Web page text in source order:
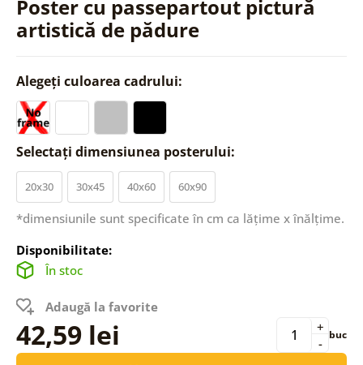
Poster cu passepartout pictură
artistică de pădure
Alegeți culoarea cadrului:
Selectați dimensiunea posterului:
20x30 30x45 40x60 60x90
*dimensiunile sunt specificate în cm ca lățime x înălțime.
Disponibilitate:
În stoc
Adaugă la favorite
42,59 lei -
+ buc